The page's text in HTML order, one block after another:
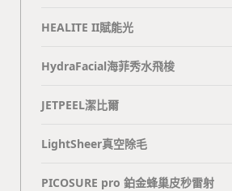
HEALITE II賦能光
HydraFacial海菲秀水飛梭
JETPEEL潔比爾
LightSheer真空除毛
PICOSURE pro 鉑金蜂巢皮秒雷射